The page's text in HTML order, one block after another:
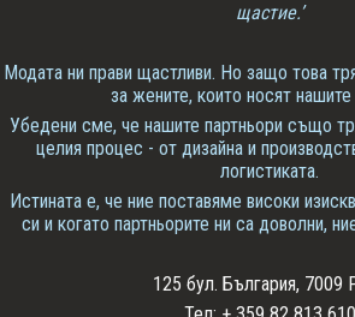
щастие.’
Модата ни прави щастливи. Но защо това
за жените, които носят
Убедени сме, че нашите партньори също
целия процес - от дизайна и
логистиката.
Истината е, че ние поставяме високи
си и когато партньорите ни са доволни,
125 бул. България, 7009